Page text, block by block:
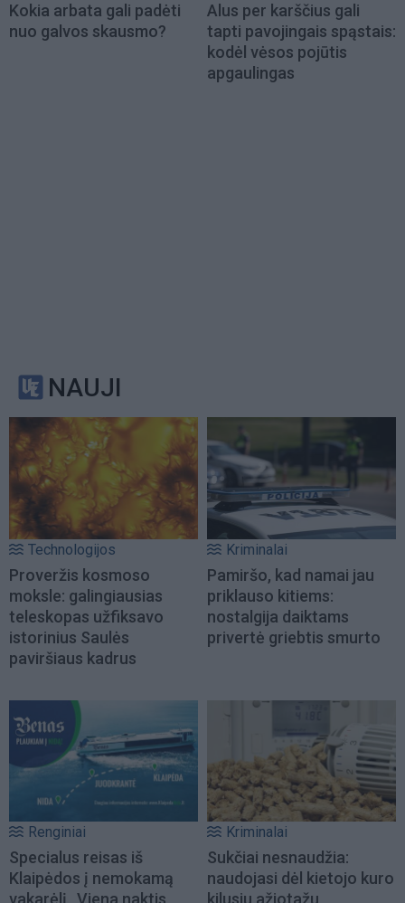
Kokia arbata gali padėti
nuo galvos skausmo?
Alus per karščius gali
tapti pavojingais spąstais:
kodėl vėsos pojūtis
apgaulingas
NAUJI
Technologijos
Proveržis kosmoso
moksle: galingiausias
teleskopas užfiksavo
istorinius Saulės
paviršiaus kadrus
Kriminalai
Pamiršo, kad namai jau
priklauso kitiems:
nostalgija daiktams
privertė griebtis smurto
Renginiai
Specialus reisas iš
Klaipėdos į nemokamą
vakarėlį „Viena naktis
Kriminalai
Sukčiai nesnaudžia:
naudojasi dėl kietojo kuro
kilusiu ažiotažu